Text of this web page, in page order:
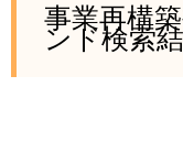
事業再構
ンド検索